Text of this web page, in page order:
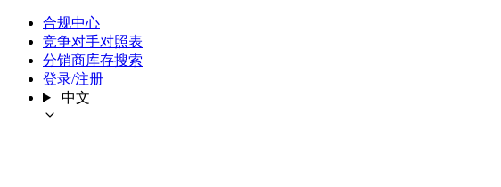
合规中心
竞争对手对照表
分销商库存搜索
登录/注册
中文